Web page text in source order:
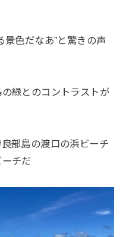
景色だなあ”と驚きの声
緑とのコントラストが
部島の渡口の浜ビーチ
チだ